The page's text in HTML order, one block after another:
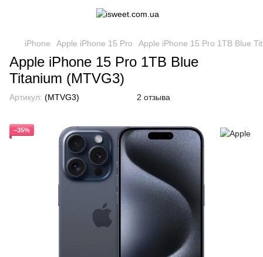
iPhone Apple iPhone 15 Pro Apple iPhone 15 Pro 1TB Blue
Apple iPhone 15 Pro 1TB Blue
Titanium (MTVG3)
Артикул: (MTVG3) 2 отзыва
−35%